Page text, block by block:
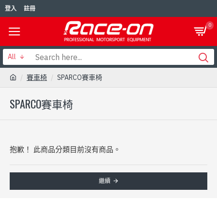
登入 註冊
0
All
賽車椅 SPARCO賽車椅
SPARCO賽車椅
抱歉！ 此商品分類目前沒有商品。
繼續